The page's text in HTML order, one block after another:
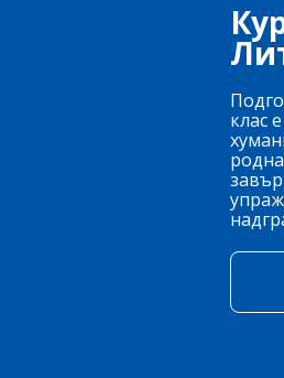
клас